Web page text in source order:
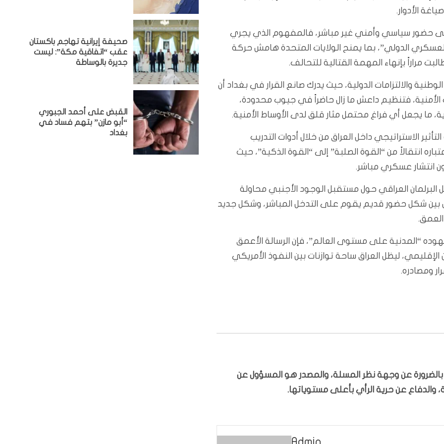
الأدوار.
حضور سياسي وأمني غير مباشر، فالمفهوم الذي يجري
الدولي”، بما يمنح الولايات المتحدة هامش حركة
مراراً بإنهاء المهمة القتالية للتحالف.
والالتزامات الدولية، حيث يدرك صانع القرار في بغداد أن
الأمنية، فتنظيم داعش ما زال حاضراً في جيوب محدودة،
ما يجعل أي فراغ محتمل مثار قلق لدى الأوساط الأمنية.
الاستراتيجي داخل العراق من خلال أدوات التدريب
انتقالاً من “القوة الصلبة” إلى “القوة الذكية”، حيث
انتشار عسكري مباشر.
العراقي حول مستقبل الوجود الأجنبي محاولة
بل بين شكل حضور قديم يقوم على التدخل المباشر، وشكل جديد
“المدنية على مستوى العالم”، فإن الرسالة الأعمق
ليظل العراق ساحة توازنات بين النفوذ الأمريكي
ومصادره.
بالضرورة عن وجهة نظر المسلة، والمصدر هو المسؤول عن
عن حرية الرأي بأعلى مستوياتها.
صحيفة إيرانية تهاجم باكستان
عقب “اتفاقية مكة”: ليست
جديرة بالوساطة
القبض على أحمد الجبوري
“أبو مازن” بتهم فساد في
بغداد